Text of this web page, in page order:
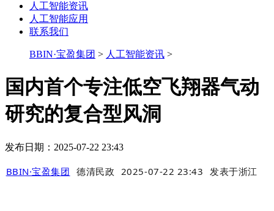
人工智能资讯
人工智能应用
联系我们
BBIN·宝盈集团 > 人工智能资讯 >
国内首个专注低空飞翔器气动
研究的复合型风洞
发布日期：2025-07-22 23:43
BBIN·宝盈集团 德清民政 2025-07-22 23:43 发表于浙江